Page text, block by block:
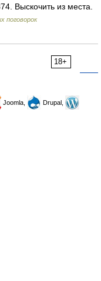
Выскочить из места.
поговорок
18+
Joomla,
Drupal,